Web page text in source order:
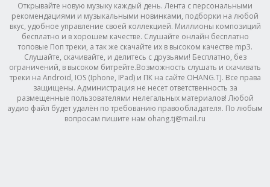
Открывайте новую музыку каждый день. Лента с персональными
рекомендациями и музыкальными новинками, подборки на любой
вкус, удобное управление своей коллекцией. Миллионы композиций
бесплатно и в хорошем качестве. Слушайте онлайн бесплатно
топовые Поп треки, а так же скачайте их в высоком качестве mp3.
Слушайте, скачивайте, и делитесь с друзьями! Бесплатно, без
ограничений, в высоком битрейте.Возможность слушать и скачивать
треки на Android, IOS (Iphone, IPad) и ПК на сайте OHANG.TJ. Все права
защищены. Администрация не несет ответственность за
размещенные пользователями нелегальных материалов! Любой
аудио файл будет удалён по требованию правообладателя. По любым
вопросам пишите нам ohang.tj@mail.ru